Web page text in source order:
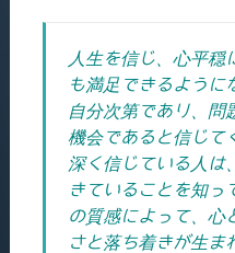
人生を信じ、心平穏
も満足できるように
自分次第であり、問
機会であると信じて
深く信じている人は
きていることを知っ
の質感によって、心
さと落ち着きが生ま